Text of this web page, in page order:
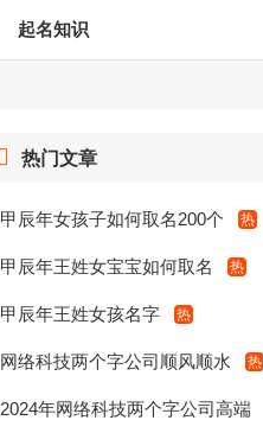
起名知识
热门文章
甲辰年女孩子如何取名200个
甲辰年王姓女宝宝如何取名
甲辰年王姓女孩名字
网络科技两个字公司顺风顺水
2024年网络科技两个字公司高端